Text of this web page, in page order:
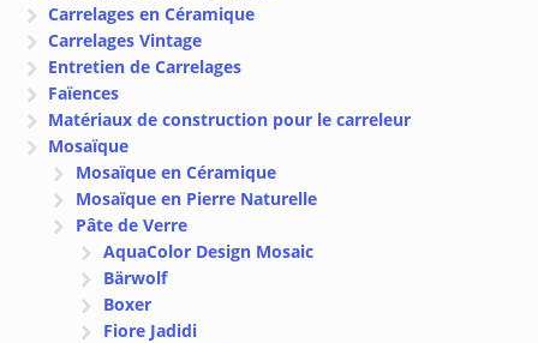
Carrelages en Céramique
Carrelages Vintage
Entretien de Carrelages
Faïences
Matériaux de construction pour le carreleur
Mosaïque
Mosaïque en Céramique
Mosaïque en Pierre Naturelle
Pâte de Verre
AquaColor Design Mosaic
Bärwolf
Boxer
Fiore Jadidi